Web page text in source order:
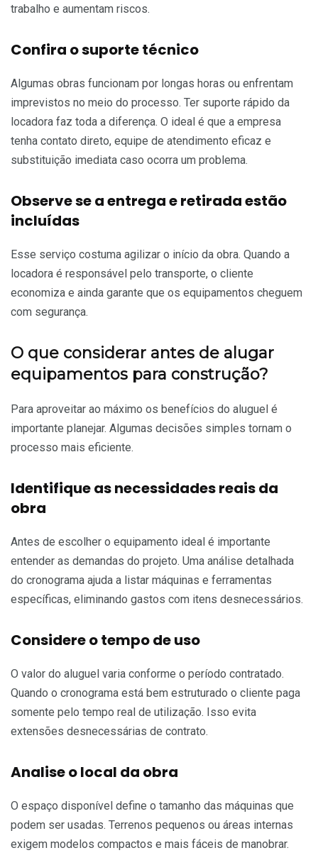
trabalho e aumentam riscos.
Confira o suporte técnico
Algumas obras funcionam por longas horas ou enfrentam
imprevistos no meio do processo. Ter suporte rápido da
locadora faz toda a diferença. O ideal é que a empresa
tenha contato direto, equipe de atendimento eficaz e
substituição imediata caso ocorra um problema.
Observe se a entrega e retirada estão
incluídas
Esse serviço costuma agilizar o início da obra. Quando a
locadora é responsável pelo transporte, o cliente
economiza e ainda garante que os equipamentos cheguem
com segurança.
O que considerar antes de alugar
equipamentos para construção?
Para aproveitar ao máximo os benefícios do aluguel é
importante planejar. Algumas decisões simples tornam o
processo mais eficiente.
Identifique as necessidades reais da
obra
Antes de escolher o equipamento ideal é importante
entender as demandas do projeto. Uma análise detalhada
do cronograma ajuda a listar máquinas e ferramentas
específicas, eliminando gastos com itens desnecessários.
Considere o tempo de uso
O valor do aluguel varia conforme o período contratado.
Quando o cronograma está bem estruturado o cliente paga
somente pelo tempo real de utilização. Isso evita
extensões desnecessárias de contrato.
Analise o local da obra
O espaço disponível define o tamanho das máquinas que
podem ser usadas. Terrenos pequenos ou áreas internas
exigem modelos compactos e mais fáceis de manobrar.